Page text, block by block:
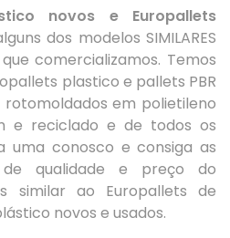
novos e Europallets
dos modelos SIMILARES
comercializamos. Temos
plastico e pallets PBR
em polietileno
e reciclado e de todos os
uma conosco e consiga as
de qualidade e preço do
similar ao Europallets de
novos e usados.